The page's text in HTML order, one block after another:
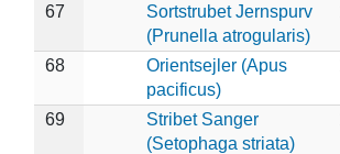
67
Sortstrubet Jernspurv
(Prunella atrogularis)
68
Orientsejler (Apus
pacificus)
69
Stribet Sanger
(Setophaga striata)